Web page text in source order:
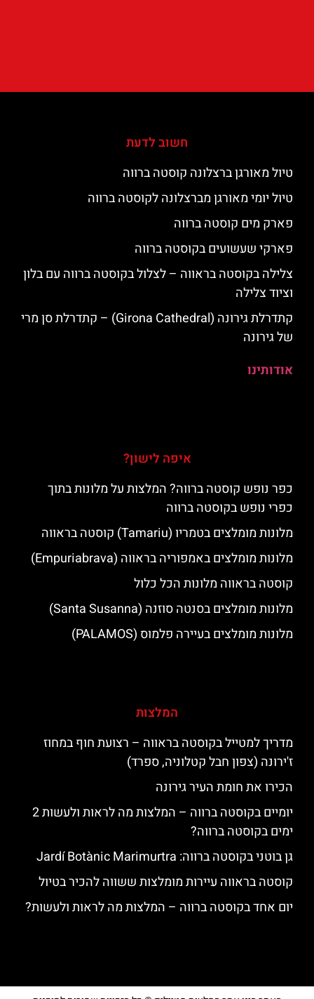
חשוב לדעת
טיול מאורגן ברצלונה קוסטה ברווה
טיול יומי מאורגן מברצלונה לקוסטה ברווה
פארק מים קוסטה ברווה
פארקי שעשועים בקוסטה ברווה
צלילה בקוסטה בראווה – לצלול בקוסטה ברווה עם בלון
וציוד צלילה
קתדרלת גירונה (Girona Cathedral) – קתדרלת סן מרי
של גירונה
אודותינו
איפה לישון?
כפר נופש קוסטה ברווה? המלצות על מלונות בתוך
כפרי נופש בקוסטה ברווה
מלונות מומלצים בטמריו (Tamariu) קוסטה בראווה
מלונות מומלצים באמפוריה בראווה (Empuriabrava)
קוסטה בראווה מלונות הכל כלול
מלונות מומלצים בסנטה סוזנה (Santa Susanna)
מלונות מומלצים בעיירה פלמוס (PALAMOS)
המלצות
מדריך למטייל בקוסטה בראווה – רצועת חוף במחוז
ז'ירונה (צפון חבל קטלוניה, ספרד)
הכירו את חומת העיר גירונה
יומיים בקוסטה ברווה – המלצות מה לראות ולעשות 2
ימים בקוסטה ברווה?
גן בוטני בקוסטה ברווה: ‪‪Jardí Botànic Marimurtra‬‬
קוסטה בראווה עיירות מומלצות ששווה להכיר בטיול
יום אחד בקוסטה ברווה – המלצות מה לראות ולעשות?